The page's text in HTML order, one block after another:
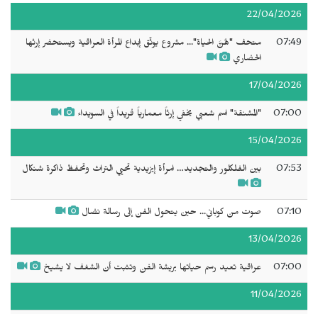
22/04/2026
07:49
متحف "هُنَّ الحياة"... مشروع يوثّق إبداع المرأة العراقية ويستحضر إرثها
الحضاري
17/04/2026
07:00 "المشنقة" اسم شعبي يخفي إرثاً معمارياً فريداً في السويداء
15/04/2026
07:53 بين الفلكلور والتجديد… امرأة إيزيدية تحيي التراث وتحفظ ذاكرة شنكال
07:10 صوت من كوباني... حين يتحول الفن إلى رسالة نضال
13/04/2026
07:00 عراقية تعيد رسم حياتها بريشة الفن وتثبت أن الشغف لا يشيخ
11/04/2026